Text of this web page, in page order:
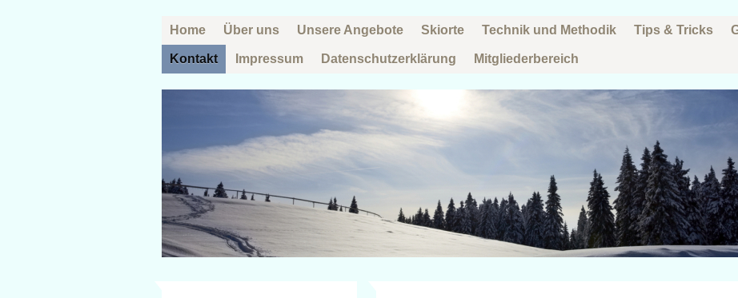
Home Über uns Unsere Angebote Skiorte Technik und Methodik Tips & Tricks
Kontakt Impressum Datenschutzerklärung Mitgliederbereich